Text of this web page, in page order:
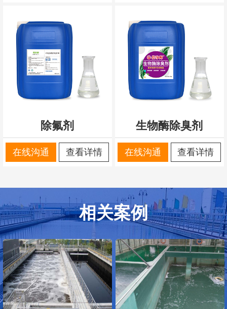
除氟剂
在线沟通 查看详情
生物酶除臭剂
在线沟通 查看详情
相关案例